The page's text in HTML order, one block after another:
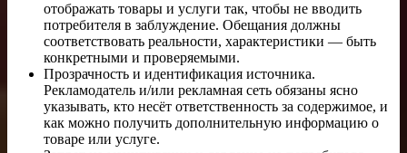
отображать товары и услуги так, чтобы не вводить
потребителя в заблуждение. Обещания должны
соответствовать реальности, характеристики — быть
конкретными и проверяемыми.
Прозрачность и идентификация источника.
Рекламодатель и/или рекламная сеть обязаны ясно
указывать, кто несёт ответственность за содержимое, и
как можно получить дополнительную информацию о
товаре или услуге.